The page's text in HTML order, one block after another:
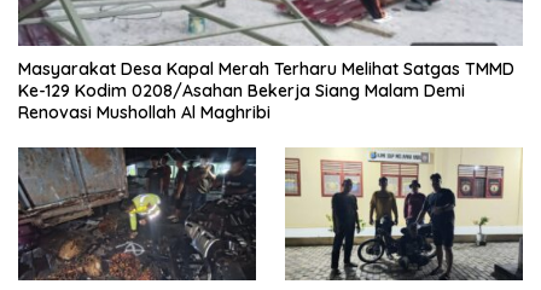
Masyarakat Desa Kapal Merah Terharu Melihat Satgas TMMD
Ke-129 Kodim 0208/Asahan Bekerja Siang Malam Demi
Renovasi Mushollah Al Maghribi